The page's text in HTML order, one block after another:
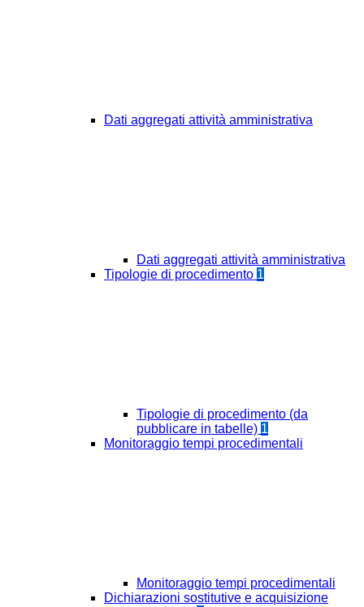
Dati aggregati attività amministrativa
Dati aggregati attività amministrativa
Tipologie di procedimento 1
Tipologie di procedimento (da
pubblicare in tabelle) 1
Monitoraggio tempi procedimentali
Monitoraggio tempi procedimentali
Dichiarazioni sostitutive e acquisizione